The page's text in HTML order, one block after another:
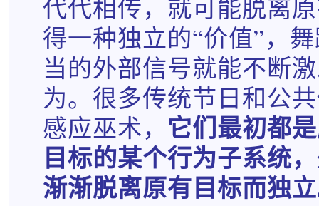
代代相传，就可能脱离
得一种独立的“价值”，
当的外部信号就能不断
为。很多传统节日和公
感应巫术， 它们最初都
目标的某个行为子系统
渐渐脱离原有目标而独立